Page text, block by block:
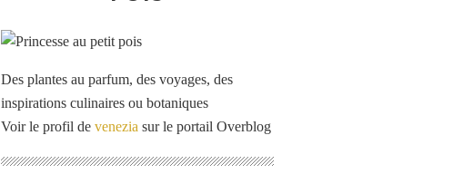
Des plantes au parfum, des voyages, des
inspirations culinaires ou botaniques
Voir le profil de venezia sur le portail Overblog